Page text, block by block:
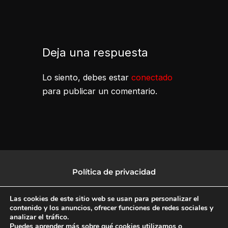
Deja una respuesta
Lo siento, debes estar conectado
para publicar un comentario.
Política de privacidad
Política de protección de datos
Las cookies de este sitio web se usan para personalizar el
contenido y los anuncios, ofrecer funciones de redes sociales y
analizar el tráfico.